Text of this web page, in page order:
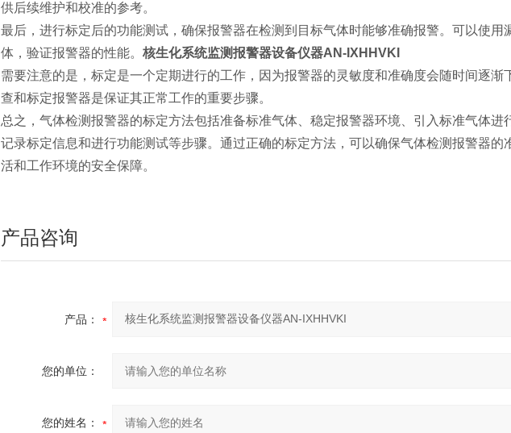
供后续维护和校准的参考。
最后，进行标定后的功能测试，确保报警器在检测到目标气体时能够准确报警。可以使用
体，验证报警器的性能。 核生化系统监测报警器设备仪器AN-IXHHVKI
需要注意的是，标定是一个定期进行的工作，因为报警器的灵敏度和准确度会随时间逐渐
查和标定报警器是保证其正常工作的重要步骤。
总之，气体检测报警器的标定方法包括准备标准气体、稳定报警器环境、引入标准气体进
记录标定信息和进行功能测试等步骤。通过正确的标定方法，可以确保气体检测报警器的
活和工作环境的安全保障。
产品咨询
产品：
您的单位：
您的姓名：